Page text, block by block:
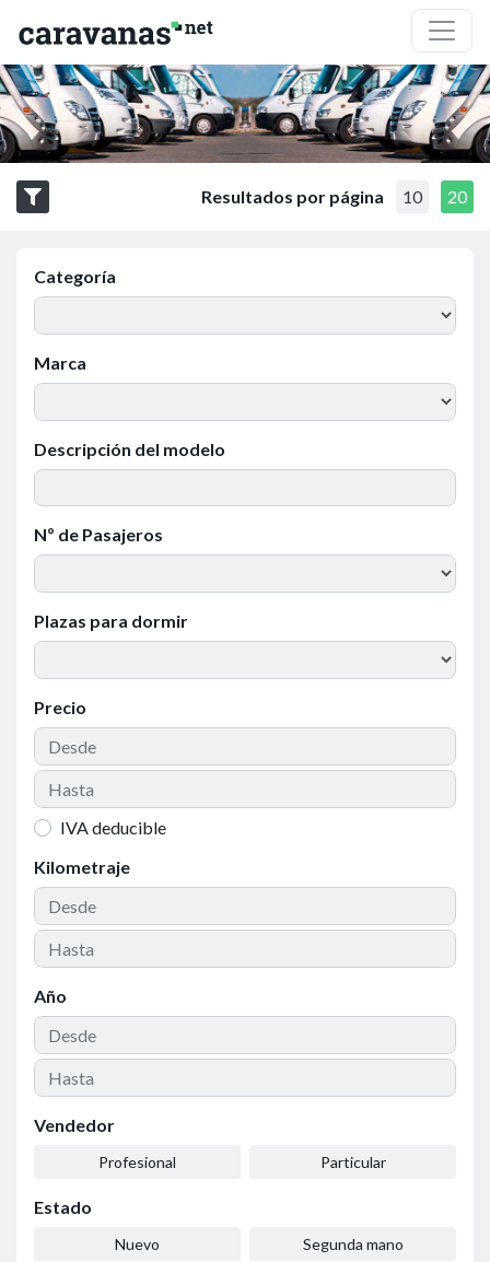
Resultados por página 10 20
Categoría
Marca
Descripción del modelo
Nº de Pasajeros
Plazas para dormir
Precio
IVA deducible
Kilometraje
Año
Vendedor
Profesional Particular
Estado
Nuevo Segunda mano